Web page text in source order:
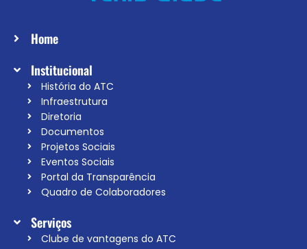
Home
Institucional
História do ATC
Infraestrutura
Diretoria
Documentos
Projetos Sociais
Eventos Sociais
Portal da Transparência
Quadro de Colaboradores
Serviços
Clube de vantagens do ATC